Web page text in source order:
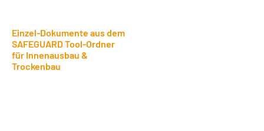
Einzel-Dokumente aus dem
SAFEGUARD Tool-Ordner
für Innenausbau &
Trockenbau